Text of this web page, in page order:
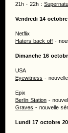
21h - 22h :
Vendredi 14 octobre
Netflix
Haters back off -
Dimanche 16
USA
Eyewitness -
Epix
Berlin Station -
Graves - nouvelle
Lundi 17 octobre